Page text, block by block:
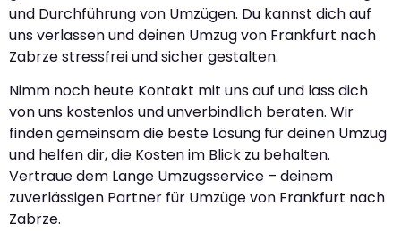
und Durchführung von Umzügen. Du kannst dich auf
uns verlassen und deinen Umzug von Frankfurt nach
Zabrze stressfrei und sicher gestalten.
Nimm noch heute Kontakt mit uns auf und lass dich
von uns kostenlos und unverbindlich beraten. Wir
finden gemeinsam die beste Lösung für deinen Umzug
und helfen dir, die Kosten im Blick zu behalten.
Vertraue dem Lange Umzugsservice – deinem
zuverlässigen Partner für Umzüge von Frankfurt nach
Zabrze.